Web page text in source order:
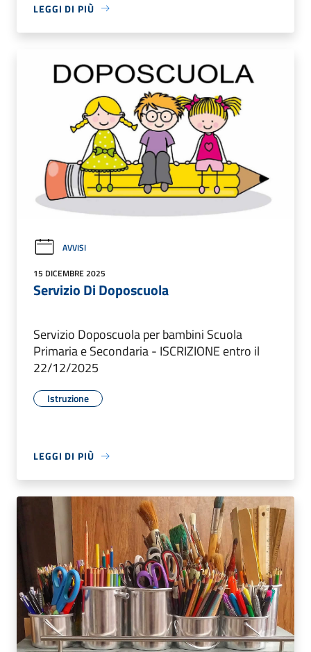
LEGGI DI PIÙ
AVVISI
15 DICEMBRE 2025
Servizio Di Doposcuola
Servizio Doposcuola per bambini Scuola
Primaria e Secondaria - ISCRIZIONE entro il
22/12/2025
Istruzione
LEGGI DI PIÙ